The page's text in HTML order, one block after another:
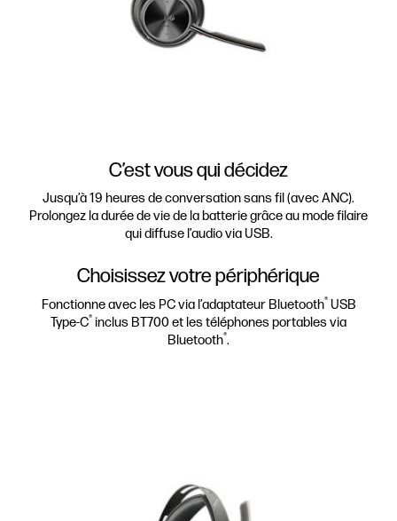
C’est vous qui décidez
Jusqu’à 19 heures de conversation sans fil (avec ANC).
Prolongez la durée de vie de la batterie grâce au mode filaire
qui diffuse l’audio via USB.
Choisissez votre périphérique
Fonctionne avec les PC via l’adaptateur Bluetooth®USB
Type-C® inclus BT700 et les téléphones portables via
Bluetooth®.